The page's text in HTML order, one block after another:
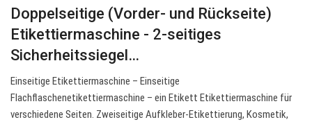
Doppelseitige (Vorder- und Rückseite)
Etikettiermaschine - 2-seitiges
Sicherheitssiegel…
Einseitige Etikettiermaschine – Einseitige
Flachflaschenetikettiermaschine – ein Etikett Etikettiermaschine für
verschiedene Seiten. Zweiseitige Aufkleber-Etikettierung, Kosmetik,